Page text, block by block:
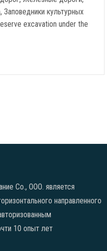
культурных
excavation under the
Co., ООО. является
направленного
10 опыт лет